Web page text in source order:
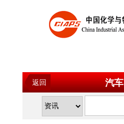
返回 汽车